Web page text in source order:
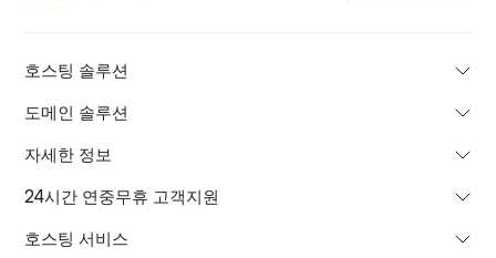
호스팅 솔루션
도메인 솔루션
자세한 정보
24시간 연중무휴 고객지원
호스팅 서비스